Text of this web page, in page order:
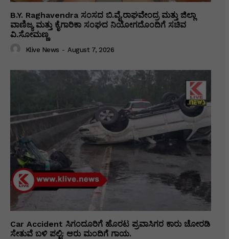
B.Y. Raghavendra ಸಂಸದ ಬಿ.ವೈ.ರಾಘವೇಂದ್ರ ಮತ್ತು ಜಿಲ್ಲಾ
ವಾಣಿಜ್ಯ ಮತ್ತು ಕೈಗಾರಿಕಾ ಸಂಘದ ನಿಯೋಗದೊಂದಿಗೆ ಸಚಿವ
ವಿ‌.ಸೋಮಣ್ಣ
Klive News - August 7, 2026
Car Accident ಸಿಗಂದೂರಿಗೆ ಹೊರಟ ಪ್ರವಾಸಿಗರ ಕಾರು ಚೋರಡಿ
ಸೇತುವೆ ಬಳಿ ಪಲ್ಟಿ: ಆರು ಮಂದಿಗೆ ಗಾಯ.